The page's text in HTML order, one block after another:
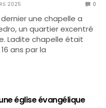
2025 0
dernier une chapelle a
un quartier excentré
Ladite chapelle était
ans par la
église évangélique